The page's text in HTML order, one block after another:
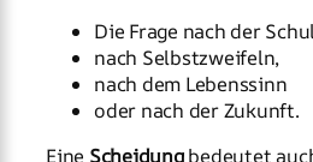
Die Frage nach der
nach Selbstzweifeln,
nach dem Lebenssinn
oder nach der Zukunft.
Eine Scheidungbedeutet